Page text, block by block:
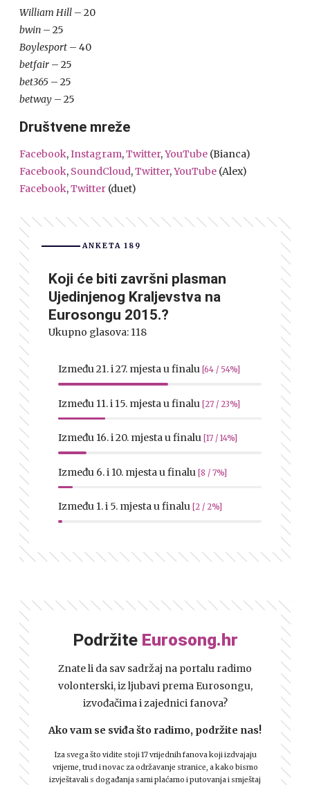
William Hill – 20
bwin – 25
Boylesport – 40
betfair – 25
bet365 – 25
betway – 25
Društvene mreže
Facebook,Instagram,Twitter,YouTube (Bianca)
Facebook, SoundCloud,Twitter,YouTube (Alex)
Facebook,Twitter (duet)
ANKETA 189
Koji će biti završni plasman
Ujedinjenog Kraljevstva na
Eurosongu 2015.?
Ukupno glasova: 118
Između 21. i 27. mjesta u finalu [64 / 54%]
Između 11. i 15. mjesta u finalu [27 / 23%]
Između 16. i 20. mjesta u finalu [17 / 14%]
Između 6. i 10. mjesta u finalu [8 / 7%]
Između 1. i 5. mjesta u finalu [2 / 2%]
Podržite Eurosong.hr
Znate li da sav sadržaj na portalu radimo
volonterski, iz ljubavi prema Eurosongu,
izvođačima i zajednici fanova?
Ako vam se sviđa što radimo, podržite nas!
Iza svega što vidite stoji 17 vrijednih fanova koji izdvajaju
vrijeme, trud i novac za održavanje stranice, a kako bismo
izvještavali s događanja sami plaćamo i putovanja i smještaj